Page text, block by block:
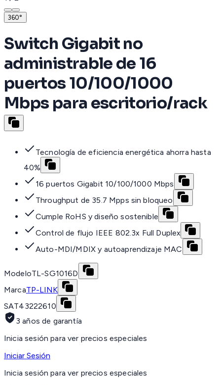
360°
Switch Gigabit no
administrable de 16
puertos 10/100/1000
Mbps para escritorio/rack
Tecnología de eficiencia energética ahorra hasta
40%
16 puertos Gigabit 10/100/1000 Mbps
Throughput de 35.7 Mpps sin bloqueo
Cumple RoHS y diseño sostenible
Control de flujo IEEE 802.3x Full Duplex
Auto-MDI/MDIX y autoaprendizaje MAC
ModeloTL-SG1016D
MarcaTP-LINK
SAT43222610
3 años de garantía
Inicia sesión para ver precios especiales
Iniciar Sesión
Inicia sesión para ver precios especiales